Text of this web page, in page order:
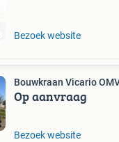
Bezoek website
Bouwkraan Vicario
Op aanvraag
Bezoek website